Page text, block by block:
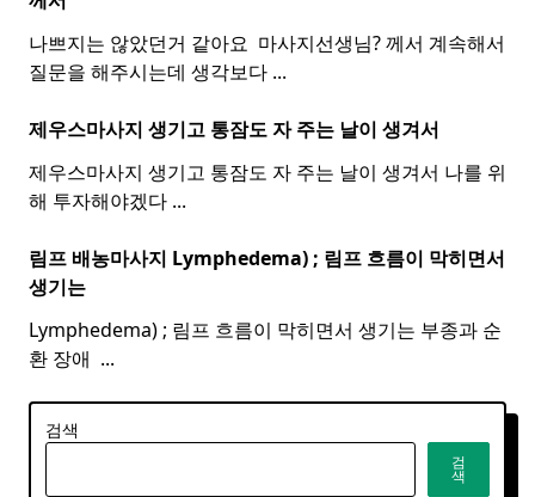
나쁘지는 않았던거 같아요 ​ 마사지선생님? 께서 계속해서
질문을 해주시는데 생각보다 ...
제우스마사지 생기고 통잠도 자 주는 날이 생겨서
제우스마사지 생기고 통잠도 자 주는 날이 생겨서 나를 위
해 투자해야겠다 ...
림프 배농마사지 Lymphedema) ; 림프 흐름이 막히면서
생기는
Lymphedema) ; 림프 흐름이 막히면서 생기는 부종과 순
환 장애 ​ ...
검색
검
색